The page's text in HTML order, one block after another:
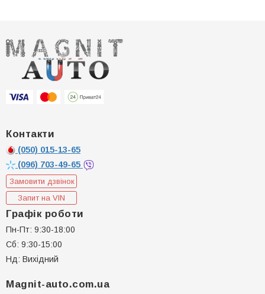
Контакти
(050) 015-13-65
(096) 703-49-65
Замовити дзвінок
Запит на VIN
Графік роботи
Пн-Пт: 9:30-18:00
Сб: 9:30-15:00
Нд: Вихідний
Magnit-auto.com.ua